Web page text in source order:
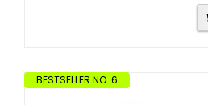
BESTSELLER NO. 6